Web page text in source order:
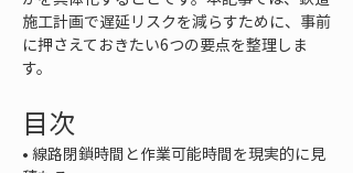
施工計画で遅延リスクを減らすために、事前
に押さえておきたい6つの要点を整理しま
す。
目次
• 線路閉鎖時間と作業可能時間を現実的に見